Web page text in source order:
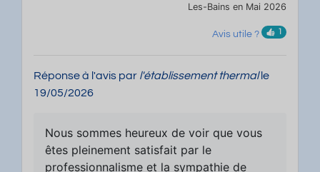
Les-Bains en Mai 2026
Avis utile ? 1
Réponse à l'avis par l'établissement thermalle
19/05/2026
Nous sommes heureux de voir que vous
êtes pleinement satisfait par le
professionnalisme et la sympathie de